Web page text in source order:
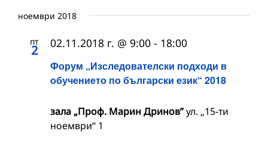
ноември 2018
пт
2
Форум „Изследователски подходи в
обучението по български език“ 2018
02.11.2018 г. @ 9:00 - 18:00
зала „Проф. Марин Дринов”ул. „15-ти
ноември“ 1